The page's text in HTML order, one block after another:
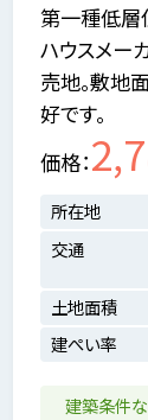
第一種低層
ハウスメー
売地。敷地
好です。
価格
所在地
交通
土地面積
建ぺい率
建築条件